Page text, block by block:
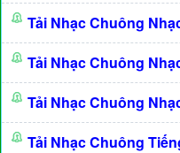
Tải Nhạc Chuông
Tải Nhạc Chuông
Tải Nhạc Chuông
Tải Nhạc Chuông